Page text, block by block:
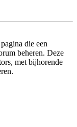
die een
beheren. Deze
met bijhorende